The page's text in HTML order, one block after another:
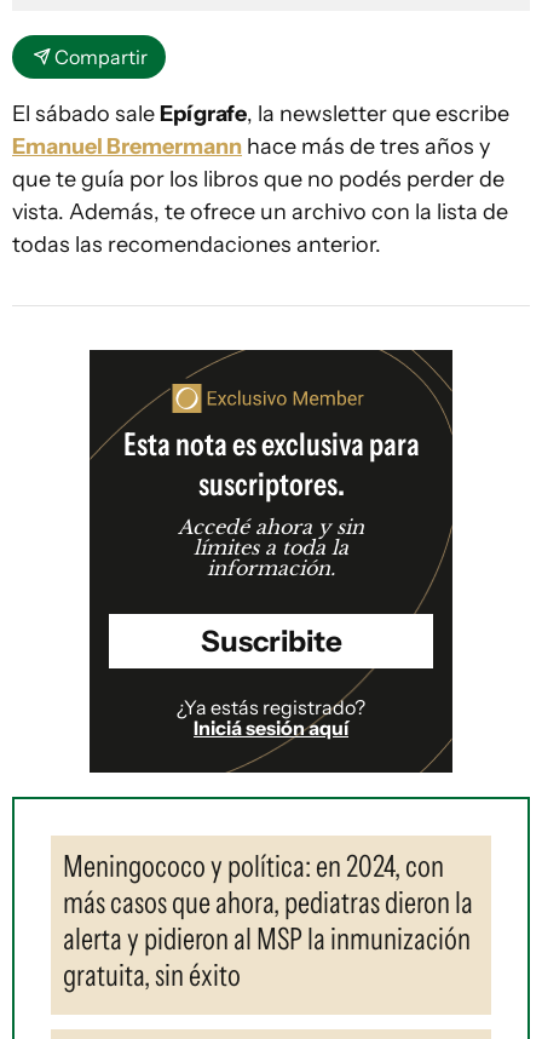
Compartir
El sábado sale Epígrafe, la newsletter que escribe
Emanuel Bremermann hace más de tres años y
que te guía por los libros que no podés perder de
vista. Además, te ofrece un archivo con la lista de
todas las recomendaciones anterior.
Esta nota es exclusiva para
suscriptores.
Accedé ahora y sin
límites a toda la
información.
Suscribite
¿Ya estás registrado?
Iniciá sesión aquí
Meningococo y política: en 2024, con
más casos que ahora, pediatras dieron la
alerta y pidieron al MSP la inmunización
gratuita, sin éxito